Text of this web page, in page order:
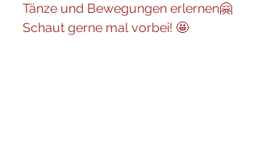
Tänze und Bewegungen erlernen🤗
Schaut gerne mal vorbei! 🤩